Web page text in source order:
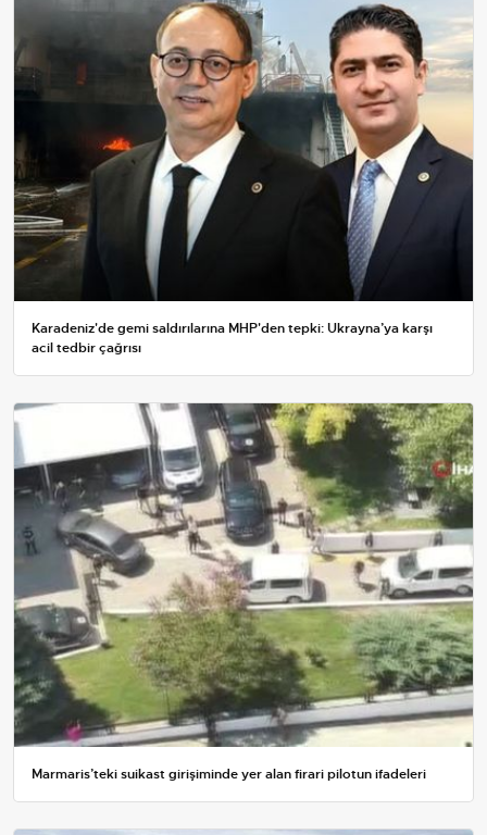
Karadeniz'de gemi saldırılarına MHP'den tepki: Ukrayna’ya karşı
acil tedbir çağrısı
Marmaris’teki suikast girişiminde yer alan firari pilotun ifadeleri